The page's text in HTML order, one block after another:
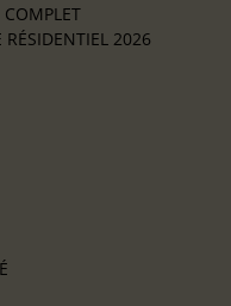
RÉSIDENTIEL 2026